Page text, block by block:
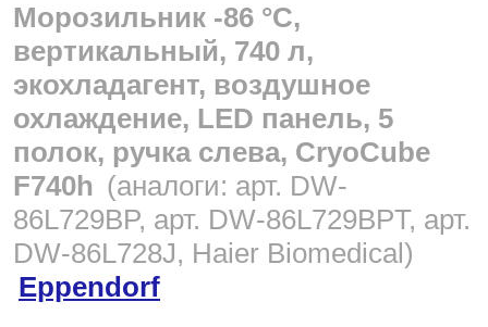
Библиотека
Сравнение
Екатеринбург
О компании
Новости
Морозильник -86 °С,
вертикальный, 740 л,
экохладагент, воздушное
охлаждение, LED панель, 5
полок, ручка слева, CryoCube
F740h (аналоги: арт. DW-
86L729BP, арт. DW-86L729BPT, арт.
DW-86L728J, Haier Biomedical)
Eppendorf